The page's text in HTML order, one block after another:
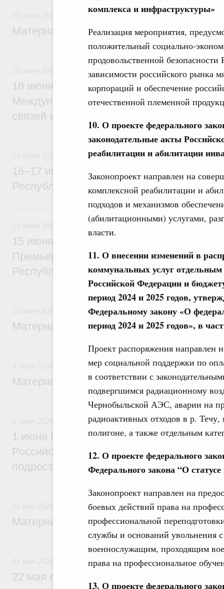
комплекса и инфраструктуры»
Реализация мероприятия,
положительный социально-
продовольственной
зависимости российского рынка
корпораций и обеспечение
отечественной племенной
10. О проекте федерального
законодательные акты
реабилитации и абилитации
Законопроект направлен на
комплексной реабилитации и
подходов и механизмов
(абилитационными) услугами,
власти.
11. О внесении изменений в
коммунальных услуг
Российской Федерации и
период 2024 и 2025 годов,
Федеральному закону «О
период 2024 и 2025 годов», в
Проект распоряжения направлен
мер социальной поддержки по
в соответствии с
подвергшимся радиационному
Чернобыльской АЭС, аварии на
радиоактивных отходов в р.
полигоне, а также отдельным
12. О проекте федерального
Федерального закона “О
Законопроект направлен на
боевых действий права на
профессиональной
службы и оснований увольнения
военнослужащим, проходящим
права на профессиональное
13. О проекте федерального
Материалы к заседанию Правительства
18 июня, четверг
18 июня Михаил Мишустин примет
Международной конференции по
связей и развитию креативных и
15 июня, понедельник
16–17 июня Михаил Мишустин посетит с
Республику Узбекистан
14 июня, воскресенье
15 июня Михаил Мишустин проведёт
Премьер-министром Лаосской Народно-
Республики Сонсаем Сипхандоном
11 июня, четверг
Материалы к заседанию Правительства
3 июня, среда
Материалы к заседанию Правительства
1 июня, понедельник
1 июня Михаил Мишустин вручит премии
Российской Федерации 2026 года в
подростковой литературы
28 мая, четверг
Материалы к заседанию Правительства
22 мая в Ашхабаде Михаил Мишустин